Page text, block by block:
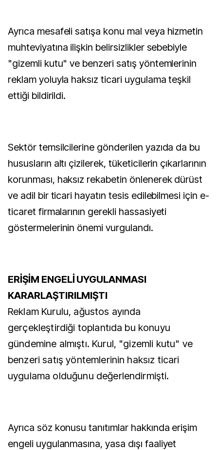
Ayrıca mesafeli satışa konu mal veya hizmetin
muhteviyatına ilişkin belirsizlikler sebebiyle
"gizemli kutu" ve benzeri satış yöntemlerinin
reklam yoluyla haksız ticari uygulama teşkil
ettiği bildirildi.
Sektör temsilcilerine gönderilen yazıda da bu
hususların altı çizilerek, tüketicilerin çıkarlarının
korunması, haksız rekabetin önlenerek dürüst
ve adil bir ticari hayatın tesis edilebilmesi için e-
ticaret firmalarının gerekli hassasiyeti
göstermelerinin önemi vurgulandı.
ERİŞİM ENGELİ UYGULANMASI
KARARLAŞTIRILMIŞTI
Reklam Kurulu, ağustos ayında
gerçekleştirdiği toplantıda bu konuyu
gündemine almıştı. Kurul, "gizemli kutu" ve
benzeri satış yöntemlerinin haksız ticari
uygulama olduğunu değerlendirmişti.
Ayrıca söz konusu tanıtımlar hakkında erişim
engeli uygulanmasına, yasa dışı faaliyet